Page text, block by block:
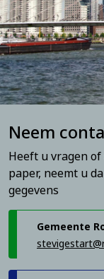
Neem
Heeft u vragen
paper, neemt u
gegevens
Gemeente